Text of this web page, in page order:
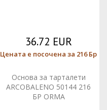
36.72 EUR
Цената е посочена за 216 Бр
Основа за тарталети
ARCOBALENO 50144 216
БР ORMA